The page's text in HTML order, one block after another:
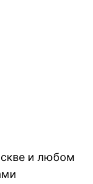
и любом